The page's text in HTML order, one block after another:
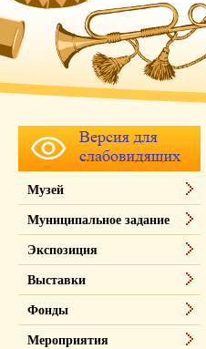
Музей
Муниципальное задание
Экспозиция
Выставки
Фонды
Мероприятия